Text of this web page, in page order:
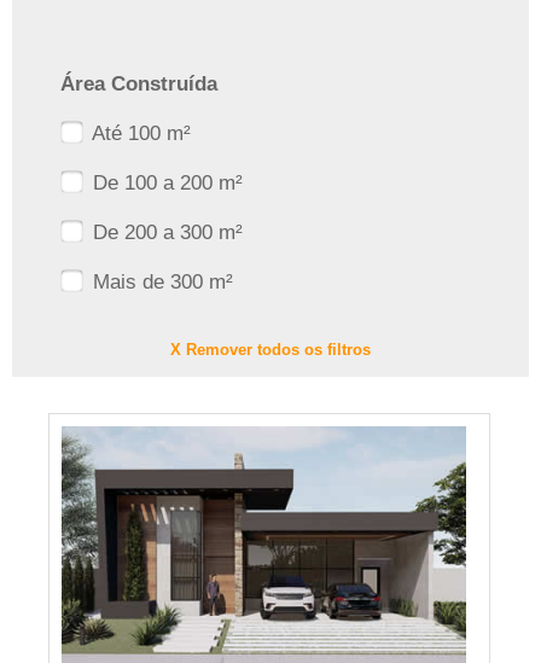
Área Construída
Até 100 m²
De 100 a 200 m²
De 200 a 300 m²
Mais de 300 m²
X Remover todos os filtros